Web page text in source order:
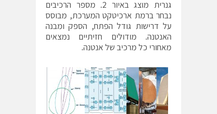
גנרית מוצג באיור 2. מספר הרכיבים
נבחר ברמת ארכיטקט המערכת, מבוסס
על דרישות גודל הפתח, הספק ומבנה
האנטנה. מודולים חזיתיים נמצאים
מאחורי כל מרכיב של אנטנה.